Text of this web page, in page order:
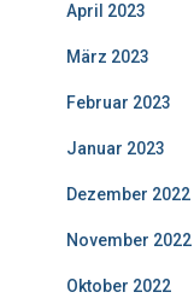
April 2023
März 2023
Februar 2023
Januar 2023
Dezember 2022
November 2022
Oktober 2022